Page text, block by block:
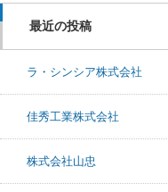
最近の投稿
ラ・シンシア株式会社
佳秀工業株式会社
株式会社山忠